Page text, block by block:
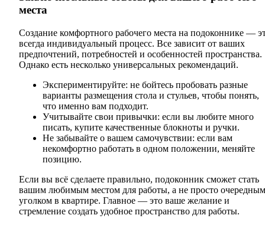
места
Создание комфортного рабочего места на подоконнике —
всегда индивидуальный процесс. Все зависит от ваших
предпочтений, потребностей и особенностей пространства.
Однако есть несколько универсальных рекомендаций.
Экспериментируйте: не бойтесь пробовать разные
варианты размещения стола и стульев, чтобы понять,
что именно вам подходит.
Учитывайте свои привычки: если вы любите много
писать, купите качественные блокноты и ручки.
Не забывайте о вашем самочувствии: если вам
некомфортно работать в одном положении, меняйте
позицию.
Если вы всё сделаете правильно, подоконник сможет стать
вашим любимым местом для работы, а не просто очередным
уголком в квартире. Главное — это ваше желание и
стремление создать удобное пространство для работы.